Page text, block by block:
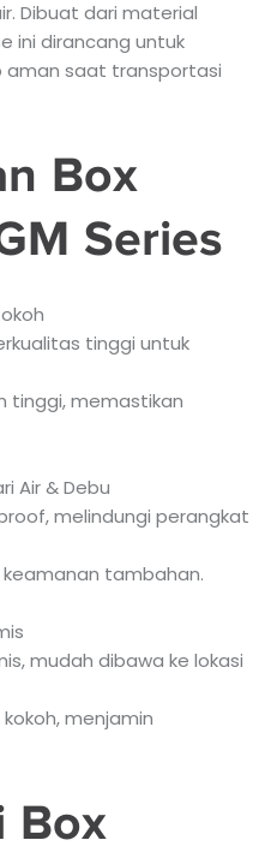
Dibuat dari material
ini dirancang untuk
saat transportasi
Box
Series
tinggi untuk
tinggi, memastikan
Air & Debu
melindungi perangkat
tambahan.
mudah dibawa ke lokasi
menjamin
Box